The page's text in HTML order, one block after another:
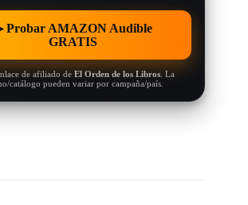
Probar AMAZON Audible
GRATIS
de afiliado deEl Orden de los Libros . La
catálogo pueden variar por campaña/país.